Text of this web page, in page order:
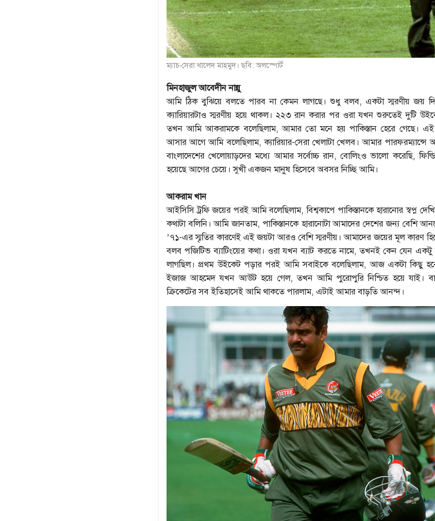
ম্যাচ-সেরা খালেদ মাহমুদ। ছবি: অলস্পোর্ট
মিনহাজুল আবেদীন নান্নু
আমি ঠিক বুঝিয়ে বলতে পারব না কেমন লাগছে। শুধু বলব, একটা স্মরণীয় জয়
ক্যারিয়ারটাও স্মরণীয় হয়ে থাকল। ২২৩ রান করার পর ওরা যখন শুরুতেই দুটি
তখন আমি আকরামকে বলেছিলাম, আমার তো মনে হয় পাকিস্তান হেরে গেছে। এই
আসার আগে আমি বলেছিলাম, ক্যারিয়ার-সেরা খেলাটা খেলব। আমার পারফরম্যান্সে
বাংলাদেশের খেলোয়াড়দের মধ্যে আমার সর্বোচ্চ রান, বোলিংও ভালো করেছি,
হয়েছে আগের চেয়ে। সুখী একজন মানুষ হিসেবে অবসর নিচ্ছি আমি।
আকরাম খান
আইসিসি ট্রফি জয়ের পরই আমি বলেছিলাম, বিশ্বকাপে পাকিস্তানকে হারানোর স্বপ্ন
কথাটা বলিনি। আমি জানতাম, পাকিস্তানকে হারানোটা আমাদের দেশের জন্য বেশি
’৭১-এর স্মৃতির কারণেই এই জয়টা আরও বেশি স্মরণীয়। আমাদের জয়ের মূল কারণ
বলব পজিটিভ ব্যাটিংয়ের কথা। ওরা যখন ব্যাট করতে নামে, তখনই কেন যেন
লাগছিল। প্রথম উইকেট পড়ার পরই আমি সবাইকে বলেছিলাম, আজ একটা কিছু
ইজাজ আহমেদ যখন আউট হয়ে গেল, তখন আমি পুরোপুরি নিশ্চিত হয়ে যাই।
ক্রিকেটের সব ইতিহাসেই আমি থাকতে পারলাম, এটাই আমার বাড়তি আনন্দ।